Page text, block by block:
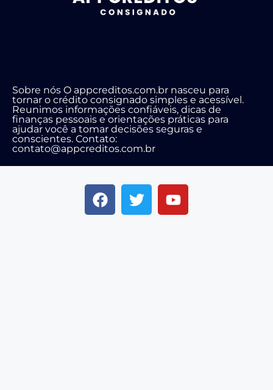
Sobre nós O appcreditos.com.br nasceu para
tornar o crédito consignado simples e acessível.
Reunimos informações confiáveis, dicas de
finanças pessoais e orientações práticas para
ajudar você a tomar decisões seguras e
conscientes. Contato:
contato@appcreditos.com.br